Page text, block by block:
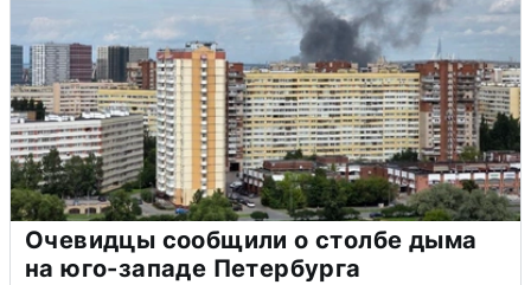
Очевидцы сообщили о столбе дыма
на юго-западе Петербурга